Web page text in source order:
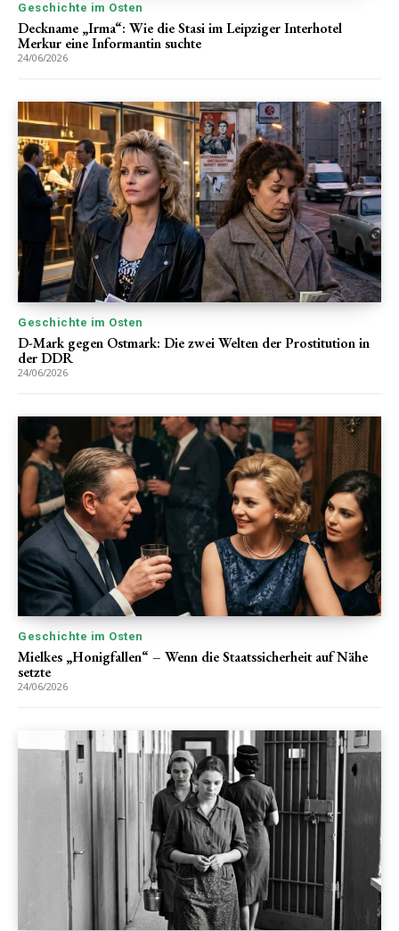
Geschichte im Osten
Deckname „Irma“: Wie die Stasi im Leipziger Interhotel
Merkur eine Informantin suchte
24/06/2026
Geschichte im Osten
D-Mark gegen Ostmark: Die zwei Welten der Prostitution in
der DDR
24/06/2026
Geschichte im Osten
Mielkes „Honigfallen“ – Wenn die Staatssicherheit auf Nähe
setzte
24/06/2026